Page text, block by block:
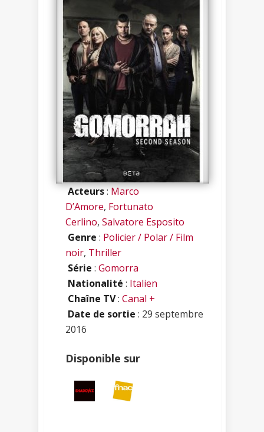
Acteurs:Marco
D’Amore, Fortunato
Cerlino, Salvatore Esposito
Genre : Policier / Polar / Film
noir, Thriller
Série : Gomorra
Nationalité : Italien
Chaîne TV: Canal +
Date de sortie : 29 septembre
2016
Disponible sur